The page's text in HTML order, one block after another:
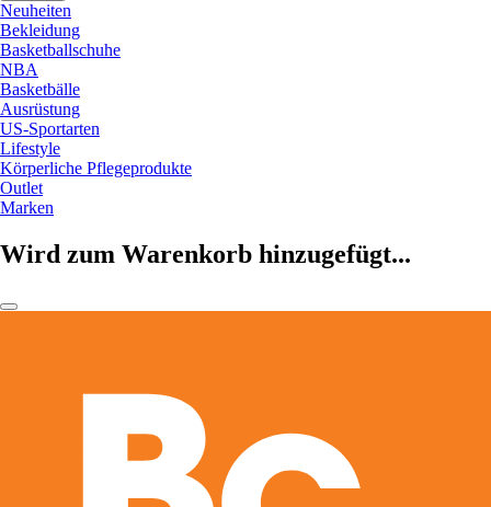
Neuheiten
Bekleidung
Basketballschuhe
NBA
Basketbälle
Ausrüstung
US-Sportarten
Lifestyle
Körperliche Pflegeprodukte
Outlet
Marken
Wird zum Warenkorb hinzugefügt...